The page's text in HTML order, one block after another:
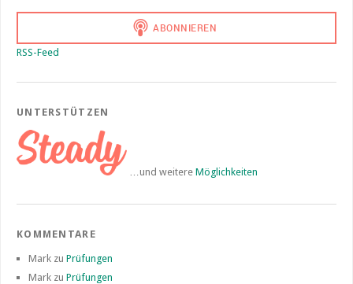
RSS-Feed
UNTERSTÜTZEN
…und weitere Möglichkeiten
KOMMENTARE
Mark zu Prüfungen
Mark zu Prüfungen